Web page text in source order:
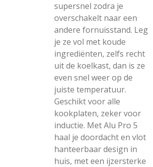
supersnel zodra je
overschakelt naar een
andere fornuisstand. Leg
je ze vol met koude
ingrediënten, zelfs recht
uit de koelkast, dan is ze
even snel weer op de
juiste temperatuur.
Geschikt voor alle
kookplaten, zeker voor
inductie. Met Alu Pro 5
haal je doordacht en vlot
hanteerbaar design in
huis, met een ijzersterke